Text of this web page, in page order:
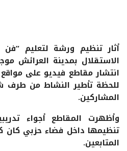
أثار تنظيم ورشة لتعليم
الاستقلال بمدينة العرائش
انتشار مقاطع فيديو على
للحظة تأطير النشاط من طرف
المشاركين.
وأظهرت المقاطع أجواء
تنظيمها داخل فضاء حزبي كان
المتابعين.